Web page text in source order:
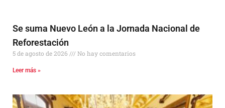
Se suma Nuevo León a la Jornada Nacional de
Reforestación
5 de agosto de 2026 No hay comentarios
Leer más »